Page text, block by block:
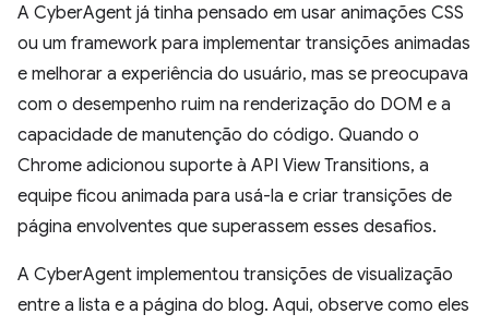
A CyberAgent já tinha pensado em usar animações CSS
ou um framework para implementar transições animadas
e melhorar a experiência do usuário, mas se preocupava
com o desempenho ruim na renderização do DOM e a
capacidade de manutenção do código. Quando o
Chrome adicionou suporte à API View Transitions, a
equipe ficou animada para usá-la e criar transições de
página envolventes que superassem esses desafios.
A CyberAgent implementou transições de visualização
entre a lista e a página do blog. Aqui, observe como eles